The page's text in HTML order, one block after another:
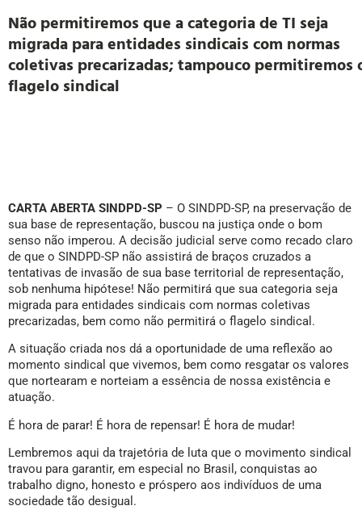
Não permitiremos que a categoria de TI seja
migrada para entidades sindicais com normas
coletivas precarizadas; tampouco permitiremos
flagelo sindical
CARTA ABERTA SINDPD-SP – O SINDPD-SP, na preservação de
sua base de representação, buscou na justiça onde o bom
senso não imperou. A decisão judicial serve como recado claro
de que o SINDPD-SP não assistirá de braços cruzados a
tentativas de invasão de sua base territorial de representação,
sob nenhuma hipótese! Não permitirá que sua categoria seja
migrada para entidades sindicais com normas coletivas
precarizadas, bem como não permitirá o flagelo sindical.
A situação criada nos dá a oportunidade de uma reflexão ao
momento sindical que vivemos, bem como resgatar os valores
que nortearam e norteiam a essência de nossa existência e
atuação.
É hora de parar! É hora de repensar! É hora de mudar!
Lembremos aqui da trajetória de luta que o movimento sindical
travou para garantir, em especial no Brasil, conquistas ao
trabalho digno, honesto e próspero aos indivíduos de uma
sociedade tão desigual.